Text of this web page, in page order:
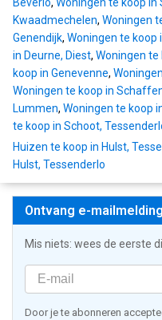
Beverlo, Woningen te koop in
Kwaadmechelen, Woningen
Genendijk, Woningen te koop
in Deurne, Diest, Woningen
koop in Genevenne,
Woningen te koop in
Lummen, Woningen te koop
te koop in Schoot,
Huizen te koop in Hulst,
Hulst, Tessenderlo
Ontvang e-
Mis niets: wees de eerste
Door je te abonneren